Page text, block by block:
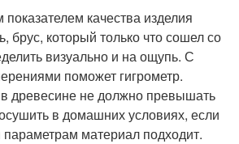
качества изделия
брус, который только что сошел со
визуально и на ощупь. С
поможет гигрометр.
древесине не должно превышать
в домашних условиях, если
материал подходит.